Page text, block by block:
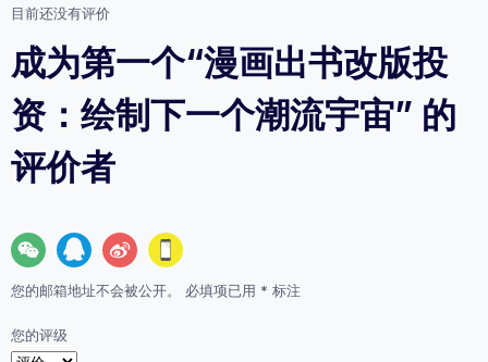
目前还没有评价
成为第一个“漫画出书改版投
资：绘制下一个潮流宇宙” 的
评价者
您的邮箱地址不会被公开。 必填项已用 * 标注
您的评级